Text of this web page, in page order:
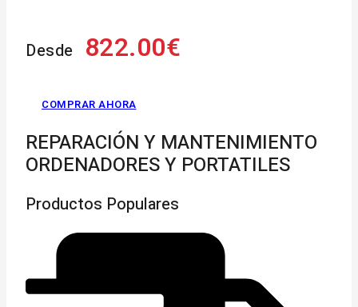
Desde 822.00€
COMPRAR AHORA
REPARACIÓN Y MANTENIMIENTO
ORDENADORES Y PORTATILES
Productos Populares